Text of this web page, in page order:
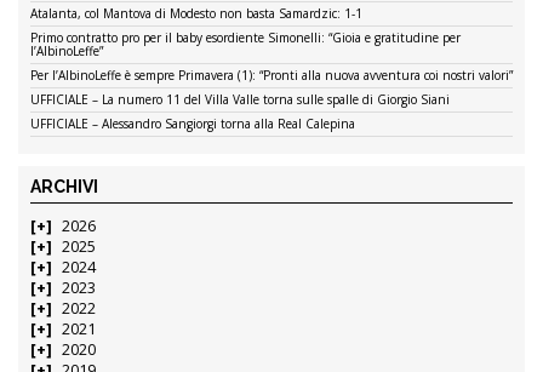
Atalanta, col Mantova di Modesto non basta Samardzic: 1-1
Primo contratto pro per il baby esordiente Simonelli: “Gioia e gratitudine per
l’AlbinoLeffe”
Per l’AlbinoLeffe è sempre Primavera (1): “Pronti alla nuova avventura coi nostri valori”
UFFICIALE – La numero 11 del Villa Valle torna sulle spalle di Giorgio Siani
UFFICIALE – Alessandro Sangiorgi torna alla Real Calepina
ARCHIVI
2026
2025
2024
2023
2022
2021
2020